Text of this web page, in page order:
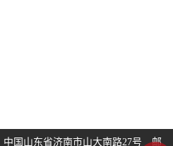
国山东省济南市山大南路27号 邮